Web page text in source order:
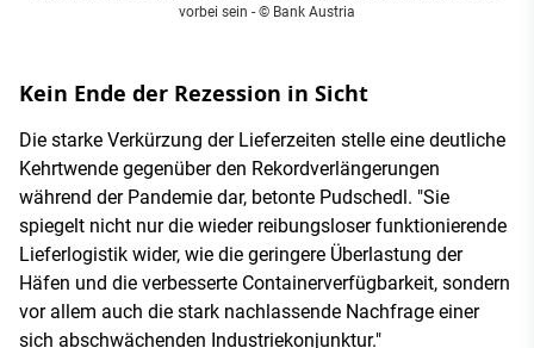
vorbei sein - © Bank Austria
Kein Ende der Rezession in Sicht
Die starke Verkürzung der Lieferzeiten stelle eine deutliche
Kehrtwende gegenüber den Rekordverlängerungen
während der Pandemie dar, betonte Pudschedl. "Sie
spiegelt nicht nur die wieder reibungsloser funktionierende
Lieferlogistik wider, wie die geringere Überlastung der
Häfen und die verbesserte Containerverfügbarkeit, sondern
vor allem auch die stark nachlassende Nachfrage einer
sich abschwächenden Industriekonjunktur."